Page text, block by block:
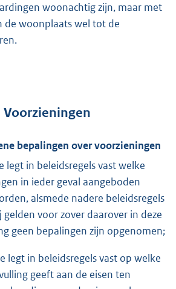
woonachtig zijn, maar met
de woonplaats wel tot de
bepalingen over voorzieningen
legt in beleidsregels vast welke
in ieder geval aangeboden
alsmede nadere beleidsregels
gelden voor zover daarover in deze
geen bepalingen zijn opgenomen;
legt in beleidsregels vast op welke
geeft aan de eisen ten